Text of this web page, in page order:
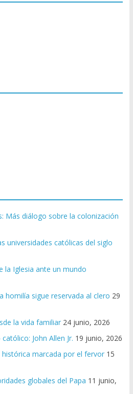
Más diálogo sobre la colonización
universidades católicas del siglo
la Iglesia ante un mundo
homilía sigue reservada al clero 29
la vida familiar 24 junio, 2026
John Allen Jr. 19 junio, 2026
histórica marcada por el fervor 15
globales del Papa 11 junio,